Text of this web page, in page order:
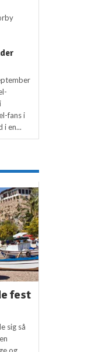
fans i
i en...
fest
sig så